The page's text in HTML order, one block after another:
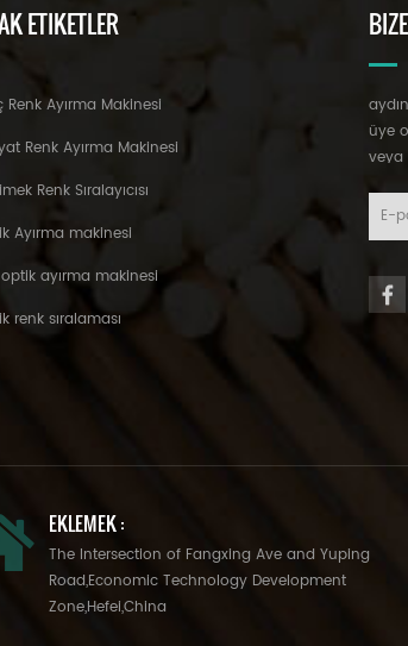
ETIKETLER
Renk Ayırma Makinesi
Renk Ayırma Makinesi
Renk Sıralayıcısı
Ayırma makinesi
optik ayırma makinesi
renk sıralaması
üye
veya
EKLEMEK :
The Intersection of Fangxing Ave and Yuping
Road,Economic Technology Development
Zone,Hefei,China